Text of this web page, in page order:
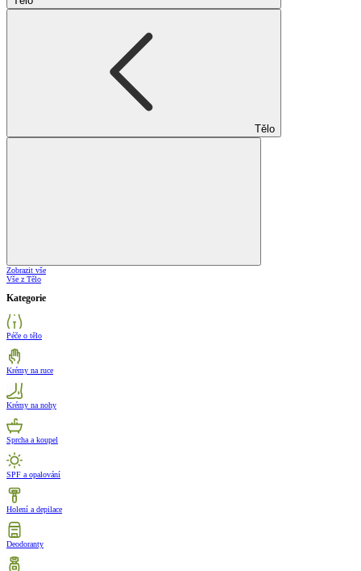
Tělo
Zobrazit vše
Vše z Tělo
Kategorie
Péče o tělo
Krémy na ruce
Krémy na nohy
Sprcha a koupel
SPF a opalování
Holení a depilace
Deodoranty